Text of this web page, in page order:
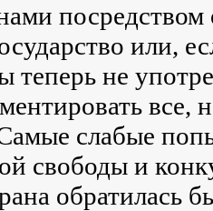
или,
теперь не
все,
слабые
свободы и
обратилась